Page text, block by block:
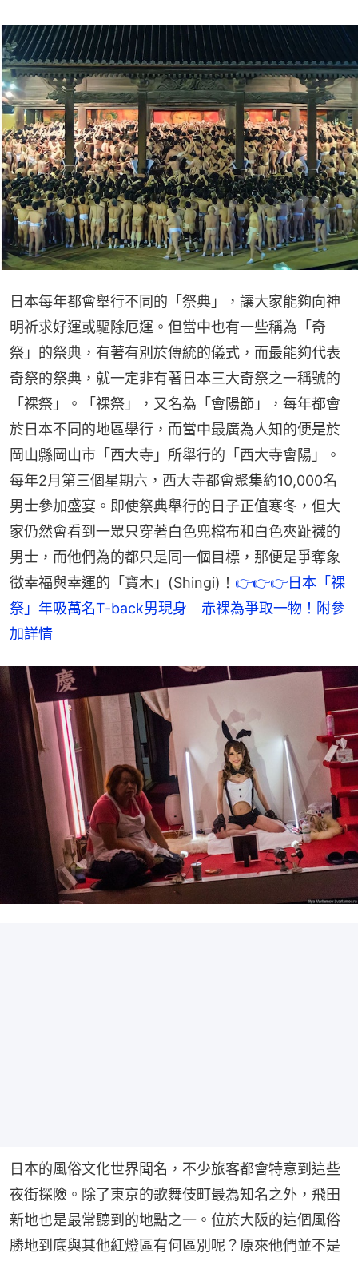
日本每年都會舉行不同的「祭典」，讓大家能夠向神
明祈求好運或驅除厄運。但當中也有一些稱為「奇
祭」的祭典，有著有別於傳統的儀式，而最能夠代表
奇祭的祭典，就一定非有著日本三大奇祭之一稱號的
「裸祭」。「裸祭」，又名為「會陽節」，每年都會
於日本不同的地區舉行，而當中最廣為人知的便是於
岡山縣岡山市「西大寺」所舉行的「西大寺會陽」。
每年2月第三個星期六，西大寺都會聚集約10,000名
男士參加盛宴。即使祭典舉行的日子正值寒冬，但大
家仍然會看到一眾只穿著白色兜檔布和白色夾趾襪的
男士，而他們為的都只是同一個目標，那便是爭奪象
徵幸福與幸運的「寶木」(Shingi)！ 👉👉👉日本「裸
祭」年吸萬名T-back男現身　赤裸為爭取一物！附參
加詳情
日本的風俗文化世界聞名，不少旅客都會特意到這些
夜街探險。除了東京的歌舞伎町最為知名之外，飛田
新地也是最常聽到的地點之一。位於大阪的這個風俗
勝地到底與其他紅燈區有何區別呢？原來他們並不是